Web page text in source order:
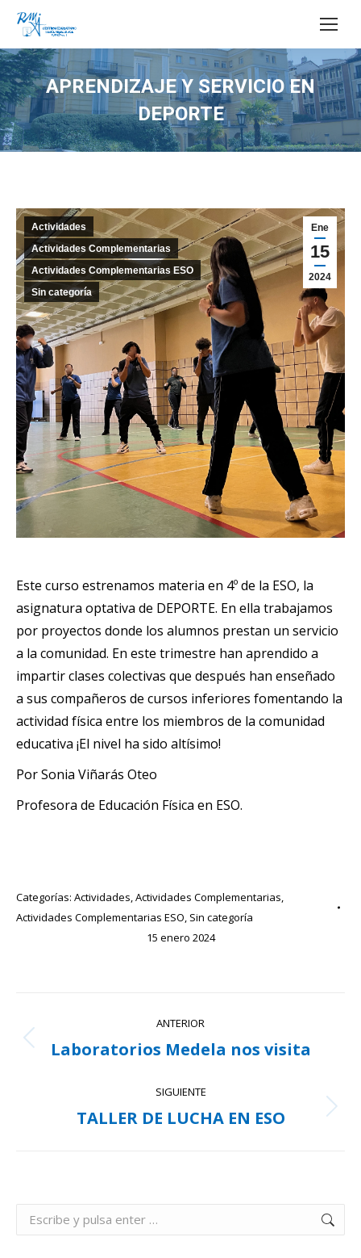
Buscar:
APRENDIZAJE Y SERVICIO EN
DEPORTE
Estás aquí:
Ene
15
2024
Actividades
Actividades Complementarias
Actividades Complementarias ESO
Sin categoría
Este curso estrenamos materia en 4º de la ESO, la
asignatura optativa de DEPORTE. En ella trabajamos
por proyectos donde los alumnos prestan un servicio
a la comunidad. En este trimestre han aprendido a
impartir clases colectivas que después han enseñado
a sus compañeros de cursos inferiores fomentando la
actividad física entre los miembros de la comunidad
educativa ¡El nivel ha sido altísimo!
Por Sonia Viñarás Oteo
Profesora de Educación Física en ESO.
Categorías: Actividades,Actividades Complementarias,
Actividades Complementarias ESO, Sin categoría
15 enero 2024
entre
ANTERIOR
Publicación
Laboratorios Medela nos visita
SIGUIENTE
Publicación
TALLER DE LUCHA EN ESO
Buscar: